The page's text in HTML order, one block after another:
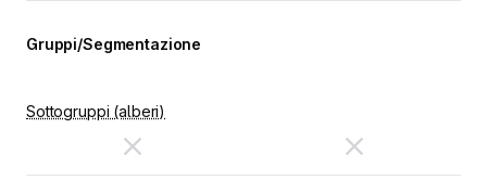
Gruppi/Segmentazione
Sottogruppi (alberi)